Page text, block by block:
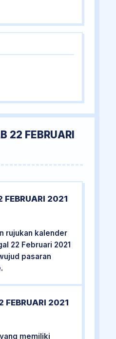
22 FEBRUARI
FEBRUARI 2021
rujukan kalender
22 Februari 2021
pasaran
.
FEBRUARI 2021
memiliki